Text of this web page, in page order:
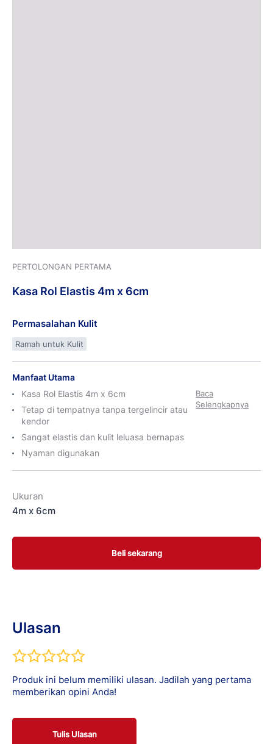
PERTOLONGAN PERTAMA
Kasa Rol Elastis 4m x 6cm
Permasalahan Kulit
Ramah untuk Kulit
Manfaat Utama
Kasa Rol Elastis 4m x 6cm
Tetap di tempatnya tanpa tergelincir atau
kendor
Sangat elastis dan kulit leluasa bernapas
Nyaman digunakan
Baca
Selengkapnya
Ukuran
4m x 6cm
Beli sekarang
Ulasan
Produk ini belum memiliki ulasan. Jadilah yang pertama
memberikan opini Anda!
Tulis Ulasan